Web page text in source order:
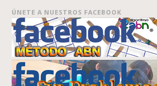
ÚNETE A NUESTROS FACEBOOK